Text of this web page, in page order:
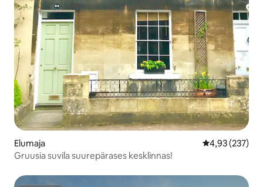
Elumaja Keskmine
4,93 (237)
Gruusia suvila suurepärases kesklinnas!